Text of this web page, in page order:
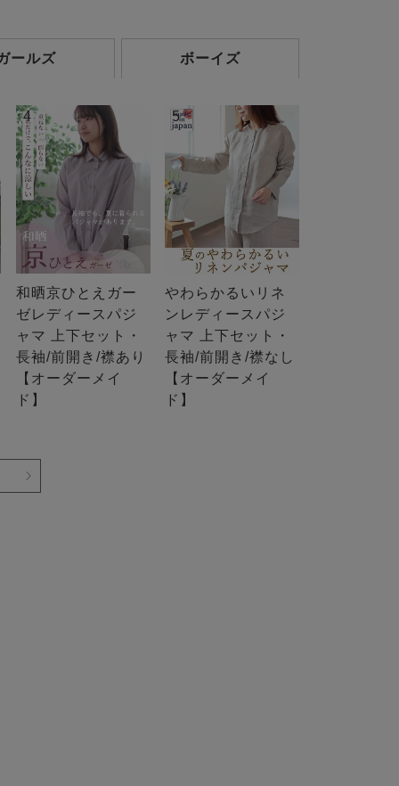
ールズ ボーイズ
4
和晒京ひとえガー
ゼレディースパジ
ャマ 上下セット・
長袖/前開き/襟あり
【オーダーメイ
ド】
5
やわらかるいリネ
ンレディースパジ
ャマ 上下セット・
長袖/前開き/襟なし
【オーダーメイ
ド】